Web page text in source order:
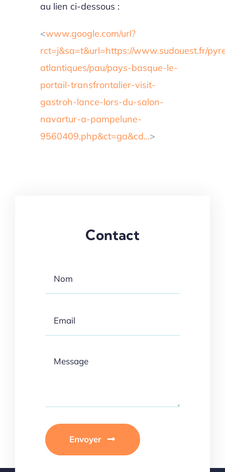
au lien ci-dessous :
<www.google.com/url?
rct=j&sa=t&url=https://www.sudouest.fr/
atlantiques/pau/pays-basque-le-
portail-transfrontalier-visit-
gastroh-lance-lors-du-salon-
navartur-a-pampelune-
9560409.php&ct=ga&cd…>
Contact
Envoyer